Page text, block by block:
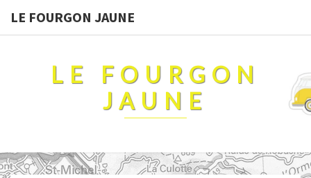
LE FOURGON JAUNE
LE FOURGON
JAUNE